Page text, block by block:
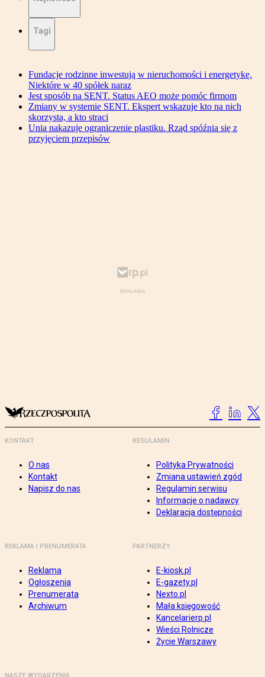
Tagi
Fundacje rodzinne inwestują w nieruchomości i energetykę.
Niektóre w 40 spółek naraz
Jest sposób na SENT. Status AEO może pomóc firmom
Zmiany w systemie SENT. Ekspert wskazuje kto na nich
skorzysta, a kto straci
Unia nakazuje ograniczenie plastiku. Rząd spóźnia się z
przyjęciem przepisów
KONTAKT
O nas
Kontakt
Napisz do nas
REGULAMIN
Polityka Prywatności
Zmiana ustawień zgód
Regulamin serwisu
Informacje o nadawcy
Deklaracja dostępności
REKLAMA I PRENUMERATA
Reklama
Ogłoszenia
Prenumerata
Archiwum
PARTNERZY
E-kiosk.pl
E-gazety.pl
Nexto.pl
Mała księgowość
Kancelarierp.pl
Wieści Rolnicze
Życie Warszawy